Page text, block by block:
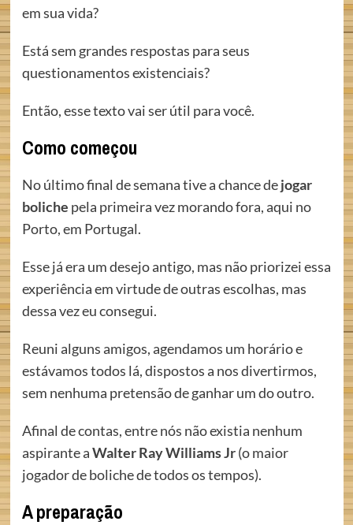
em sua vida?
Está sem grandes respostas para seus
questionamentos existenciais?
Então, esse texto vai ser útil para você.
Como começou
No último final de semana tive a chance dejogar
boliche pela primeira vez morando fora, aqui no
Porto, em Portugal.
Esse já era um desejo antigo, mas não priorizei essa
experiência em virtude de outras escolhas, mas
dessa vez eu consegui.
Reuni alguns amigos, agendamos um horário e
estávamos todos lá, dispostos a nos divertirmos,
sem nenhuma pretensão de ganhar um do outro.
Afinal de contas, entre nós não existia nenhum
aspirante aWalter Ray Williams Jr(o maior
jogador de boliche de todos os tempos).
A preparação